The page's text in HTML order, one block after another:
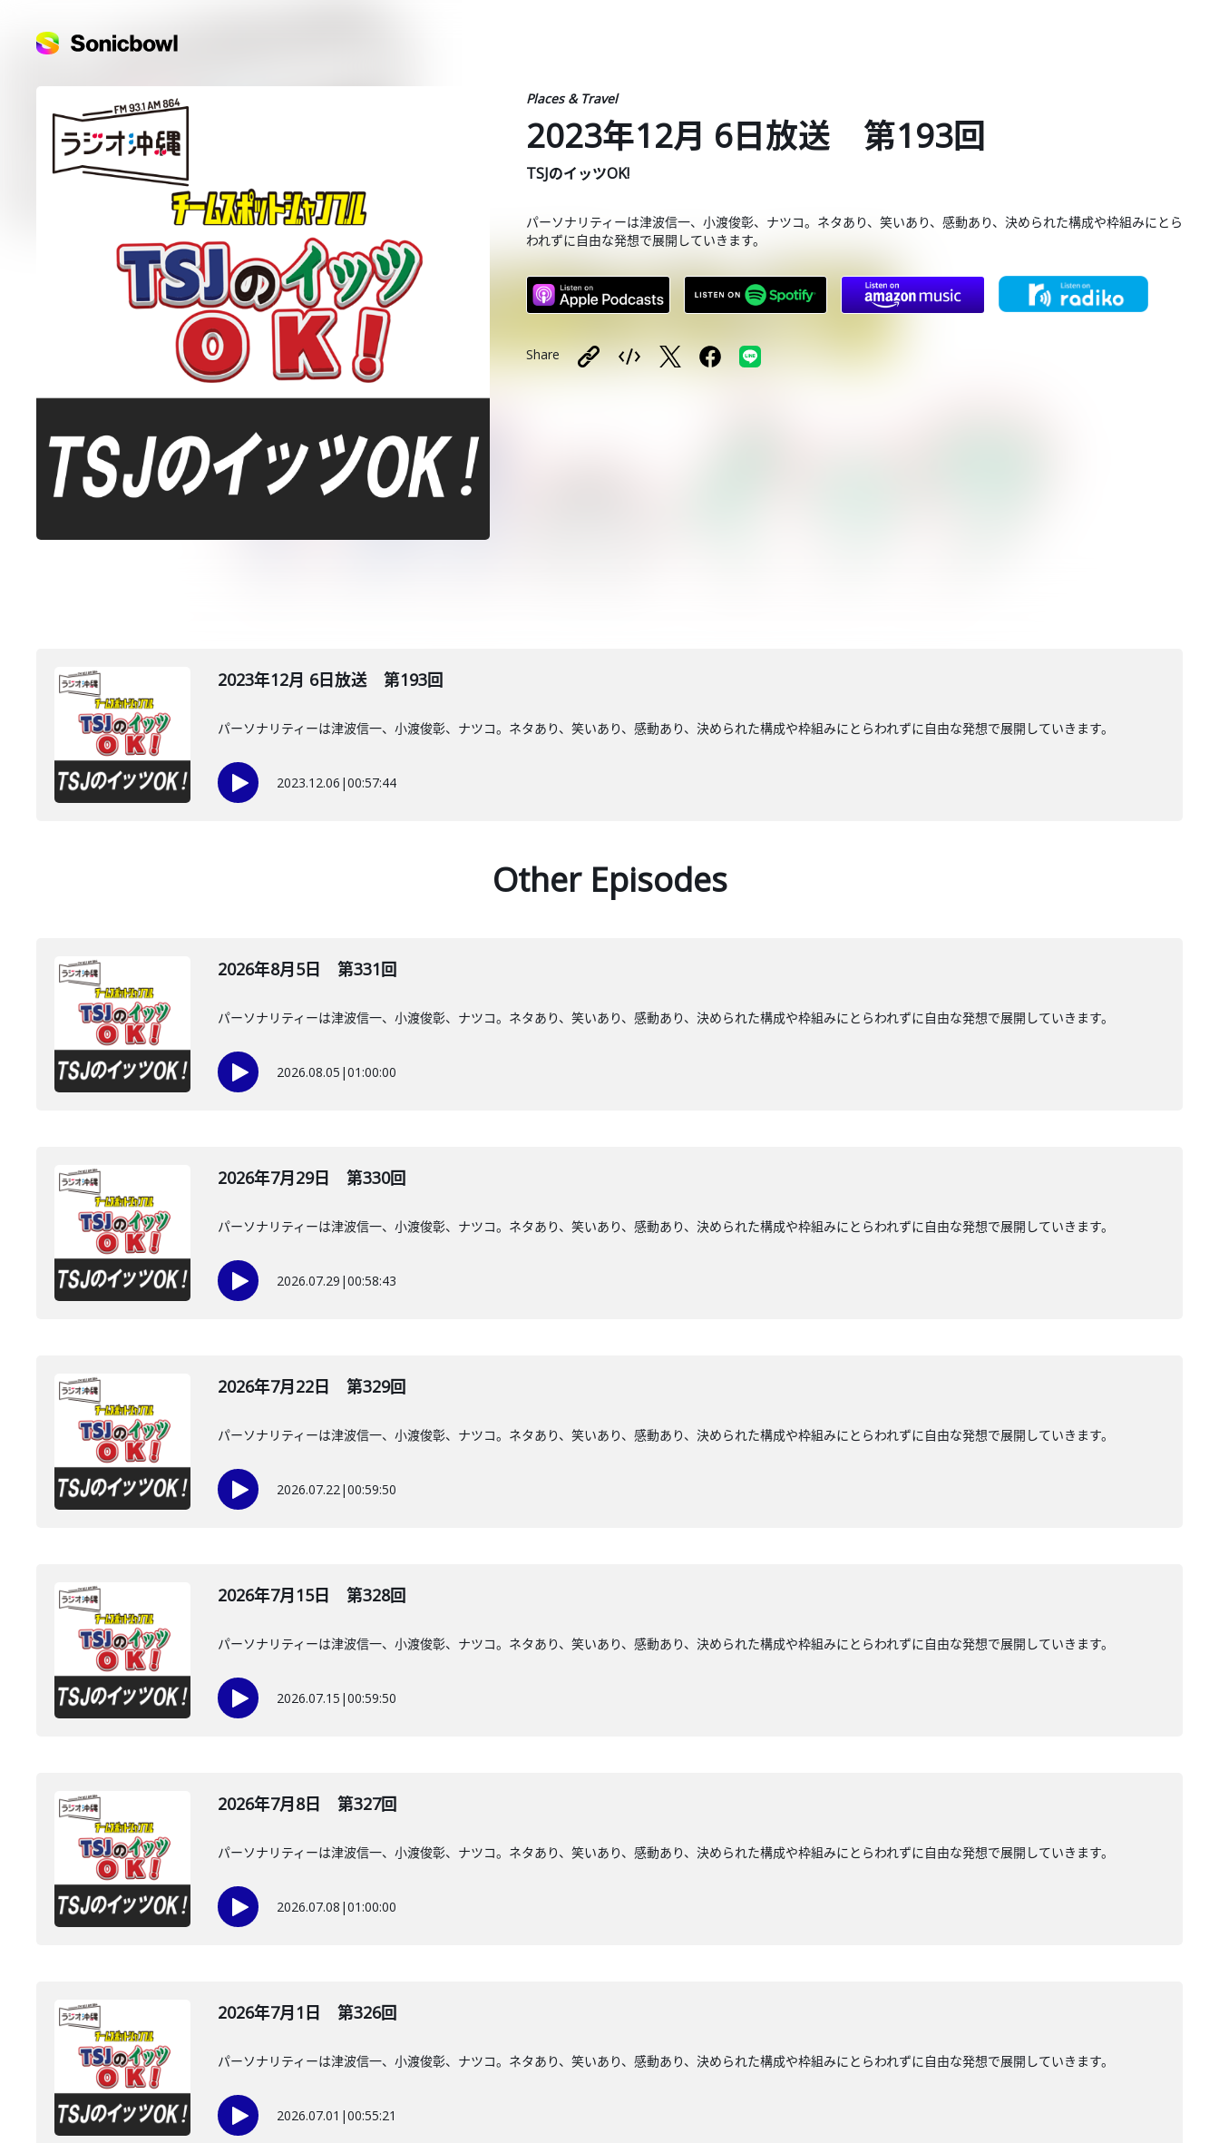
Places & Travel
2023年12月 6日放送 第193回
TSJのイッツOK!
パーソナリティーは津波信一、小渡俊彰、ナツコ。ネタあり、笑いあり、感動あり、決められた構成や枠組みにとら
われずに自由な発想で展開していきます。
Share
2023年12月 6日放送 第193回
パーソナリティーは津波信一、小渡俊彰、ナツコ。ネタあり、笑いあり、感動あり、決められた構成や枠組みにとらわれずに自由な発想で展開していきます。
2023.12.06 |00:57:44
Other Episodes
2026年8月5日 第331回
パーソナリティーは津波信一、小渡俊彰、ナツコ。ネタあり、笑いあり、感動あり、決められた構成や枠組みにとらわれずに自由な発想で展開していきます。
2026.08.05 |01:00:00
2026年7月29日 第330回
パーソナリティーは津波信一、小渡俊彰、ナツコ。ネタあり、笑いあり、感動あり、決められた構成や枠組みにとらわれずに自由な発想で展開していきます。
2026.07.29 |00:58:43
2026年7月22日 第329回
パーソナリティーは津波信一、小渡俊彰、ナツコ。ネタあり、笑いあり、感動あり、決められた構成や枠組みにとらわれずに自由な発想で展開していきます。
2026.07.22|00:59:50
2026年7月15日 第328回
パーソナリティーは津波信一、小渡俊彰、ナツコ。ネタあり、笑いあり、感動あり、決められた構成や枠組みにとらわれずに自由な発想で展開していきます。
2026.07.15 |00:59:50
2026年7月8日 第327回
パーソナリティーは津波信一、小渡俊彰、ナツコ。ネタあり、笑いあり、感動あり、決められた構成や枠組みにとらわれずに自由な発想で展開していきます。
2026.07.08 |01:00:00
2026年7月1日 第326回
パーソナリティーは津波信一、小渡俊彰、ナツコ。ネタあり、笑いあり、感動あり、決められた構成や枠組みにとらわれずに自由な発想で展開していきます。
2026.07.01 |00:55:21